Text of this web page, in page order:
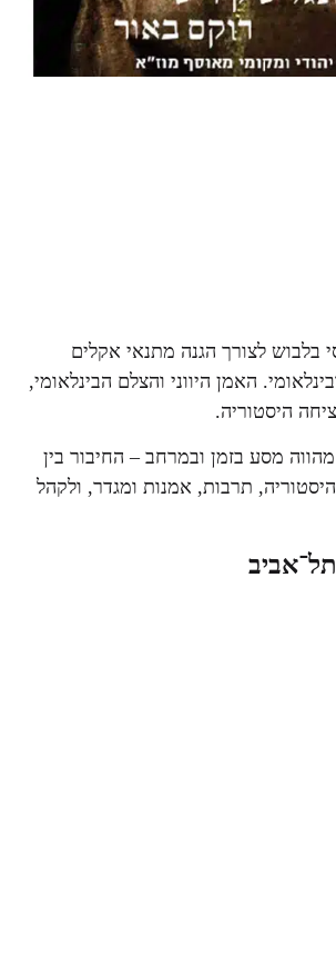
בלבוש לצורך הגנה מתנאי אקלים
האמן היווני והצלם הבינלאומי,
היסטוריה.
מכל קצוות תבל, עוד מהמאה ה18 וה 19.התערוכה מהווה מסע בזמן ובמרחב – החיבור בין
תרבות, אמנות ומגדר, ולקהל